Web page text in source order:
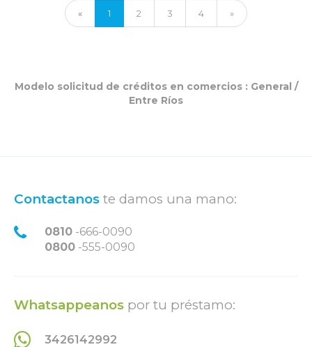
« 1 2 3 4 »
Modelo solicitud de créditos en comercios : General /
Entre Ríos
Contactanos te damos una mano:
0810 -666-0090
0800 -555-0090
Whatsappeanos por tu préstamo:
3426142992